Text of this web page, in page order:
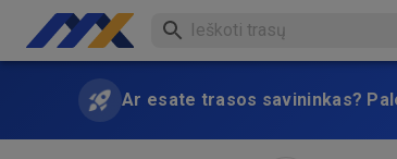
Ar esate trasos savininkas?